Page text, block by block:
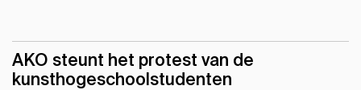
AKO steunt het protest van de
kunsthogeschoolstudenten